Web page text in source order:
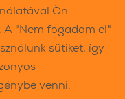
Ön
"Nem fogadom el"
sütiket, így
venni.